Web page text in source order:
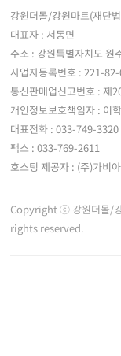
강원더몰/강원마트(재단
대표자 : 서동면
주소 : 강원특별자치도 원
사업자등록번호 : 221-
통신판매업신고번호 : 제
개인정보보호책임자 : 이
대표전화 : 033-749-3320
팩스 : 033-769-2611
호스팅 제공자 : (주)가비
Copyright ⓒ 강원더몰/강
rights reserved.